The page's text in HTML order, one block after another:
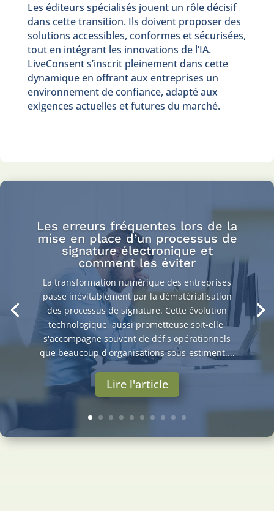
Les éditeurs spécialisés jouent un rôle décisif
dans cette transition. Ils doivent proposer des
solutions accessibles, conformes et sécurisées,
tout en intégrant les innovations de l’IA.
LiveConsent s’inscrit pleinement dans cette
dynamique en offrant aux entreprises un
environnement de confiance, adapté aux
exigences actuelles et futures du marché.
Les erreurs fréquentes lors de la
mise en place d’un processus de
signature électronique et
comment les éviter
La transformation numérique des entreprises
passe inévitablement par la dématérialisation
des processus de signature. Cette évolution
technologique, aussi prometteuse soit-elle,
s'accompagne souvent de défis opérationnels
que beaucoup d'organisations sous-estiment....
Lire l'article